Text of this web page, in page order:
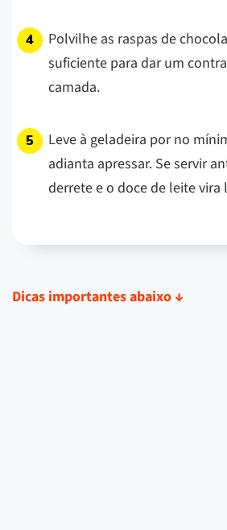
Polvilhe as raspas de
suficiente para dar um
camada.
Leve à geladeira por no
adianta apressar. Se servir
derrete e o doce de leite vira
Dicas importantes abaixo ↓